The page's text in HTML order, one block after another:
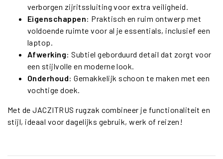
verborgen zijritssluiting voor extra veiligheid.
Eigenschappen: Praktisch en ruim ontwerp met
voldoende ruimte voor al je essentials, inclusief een
laptop.
Afwerking: Subtiel geborduurd detail dat zorgt voor
een stijlvolle en moderne look.
Onderhoud: Gemakkelijk schoon te maken met een
vochtige doek.
Met de JACZITRUS rugzak combineer je functionaliteit en
stijl, ideaal voor dagelijks gebruik, werk of reizen!